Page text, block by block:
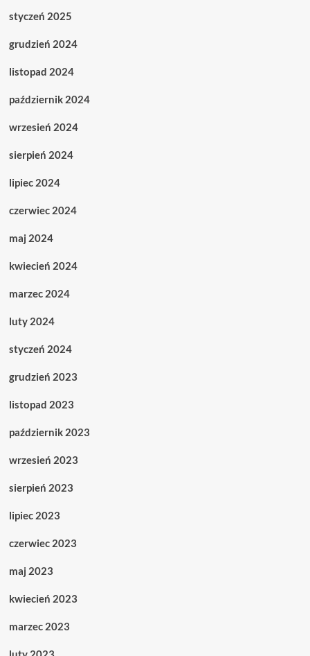
styczeń 2025
grudzień 2024
listopad 2024
październik 2024
wrzesień 2024
sierpień 2024
lipiec 2024
czerwiec 2024
maj 2024
kwiecień 2024
marzec 2024
luty 2024
styczeń 2024
grudzień 2023
listopad 2023
październik 2023
wrzesień 2023
sierpień 2023
lipiec 2023
czerwiec 2023
maj 2023
kwiecień 2023
marzec 2023